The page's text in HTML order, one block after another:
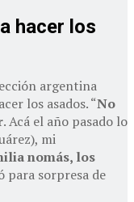
hacer los
argentina
los asados. “No
. Acá el año pasado lo
mi
nomás, los
para sorpresa de